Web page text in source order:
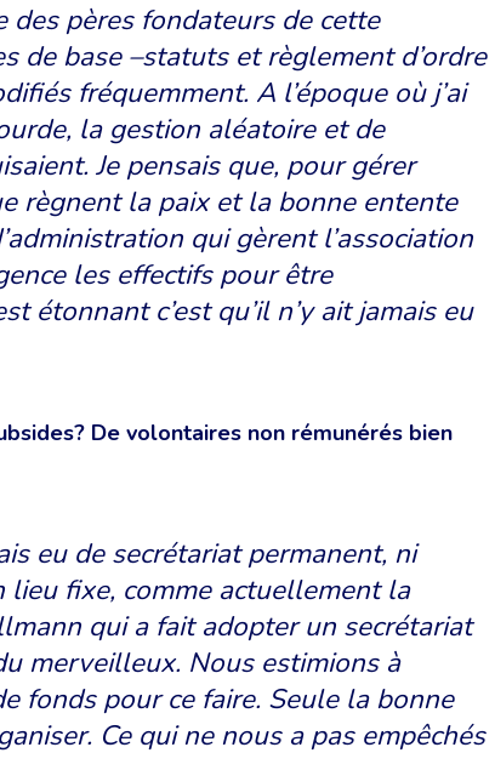
des pères fondateurs de cette
de base –statuts et règlement d’ordre
fréquemment. A l’époque où j’ai
la gestion aléatoire et de
Je pensais que, pour gérer
règnent la paix et la bonne entente
qui gèrent l’association
les effectifs pour être
étonnant c’est qu’il n’y ait jamais eu
De volontaires non rémunérés bien
eu de secrétariat permanent, ni
lieu fixe, comme actuellement la
qui a fait adopter un secrétariat
merveilleux. Nous estimions à
fonds pour ce faire. Seule la bonne
Ce qui ne nous a pas empêchés